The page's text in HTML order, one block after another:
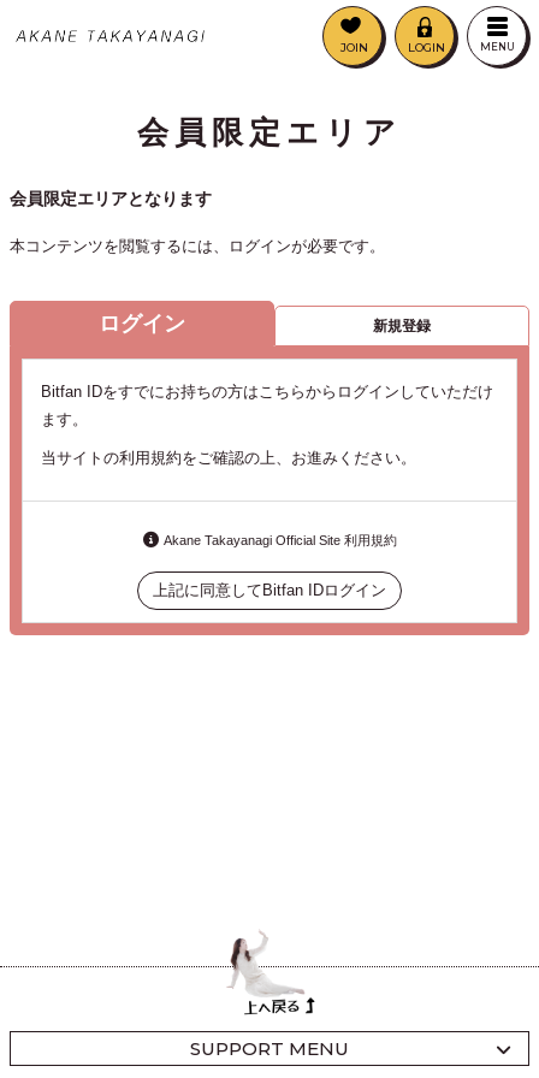
JOIN LOGIN MENU
会員限定エリア
会員限定エリアとなります
本コンテンツを閲覧するには、ログインが必要です。
ログイン 新規登録
Bitfan IDをすでにお持ちの方はこちらからログインしていただけ
ます。
当サイトの利用規約をご確認の上、お進みください。
Akane Takayanagi Official Site 利用規約
上記に同意してBitfan IDログイン
SUPPORT MENU